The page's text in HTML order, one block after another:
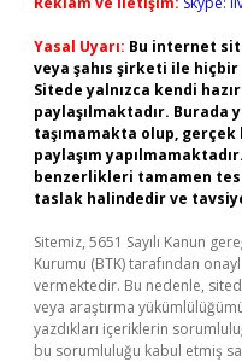
Yasal Uyarı: Bu internet
veya şahıs şirketi ile
Sitede yalnızca kendi
paylaşılmaktadır.
taşımamakta olup,
paylaşım
benzerlikleri tamamen
taslak halindedir ve
Sitemiz, 5651 Sayılı Kanun
Kurumu (BTK) tarafından
vermektedir. Bu nedenle,
veya araştırma
yazdıkları içeriklerin
bu sorumluluğu kabul etmiş